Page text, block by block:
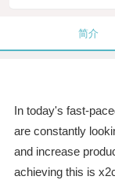
简介
In today's fast-
are constantly
and increase
achieving this is